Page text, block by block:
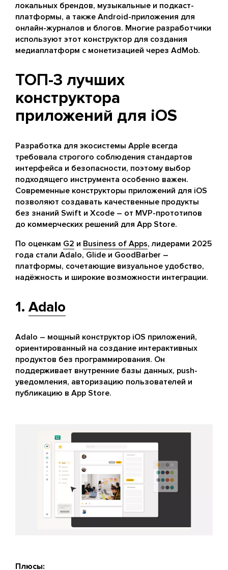
локальных брендов, музыкальные и подкаст-
платформы, а также Android-приложения для
онлайн-журналов и блогов. Многие разработчики
используют этот конструктор для создания
медиаплатформ с монетизацией через AdMob.
ТОП-3 лучших
конструктора
приложений для iOS
Разработка для экосистемы Apple всегда
требовала строгого соблюдения стандартов
интерфейса и безопасности, поэтому выбор
подходящего инструмента особенно важен.
Современные конструкторы приложений для iOS
позволяют создавать качественные продукты
без знаний Swift и Xcode – от MVP-прототипов
до коммерческих решений для App Store.
По оценкам G2 и Business of Apps, лидерами 2025
года стали Adalo, Glide и GoodBarber –
платформы, сочетающие визуальное удобство,
надёжность и широкие возможности интеграции.
1. Adalo
Adalo – мощный конструктор iOS приложений,
ориентированный на создание интерактивных
продуктов без программирования. Он
поддерживает внутренние базы данных, push-
уведомления, авторизацию пользователей и
публикацию в App Store.
Плюсы: